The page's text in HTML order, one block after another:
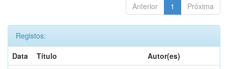
Anterior 1 Próxima
Registos:
Data
Título
Autor(es)